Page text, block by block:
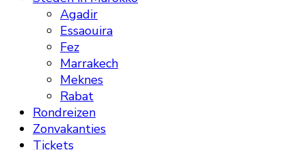
Agadir
Essaouira
Fez
Marrakech
Meknes
Rabat
Rondreizen
Zonvakanties
Tickets